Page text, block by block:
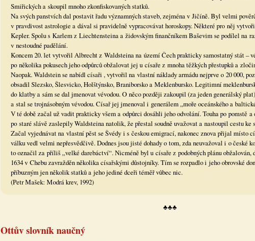
Smiřických a skoupil mnoho zkonfiskovaných statků.
Na svých panstvích dal postavit řadu významných staveb, zejména v Jičíně. Byl velmi
v pravdivost astrologie a dával si pravidelně vypracovávat horoskopy. Některé pro něj
Kepler. Spolu s Karlem z Liechtensteina a židovským finančníkem Baševim se podílel na
v nestoudné padělání.
Koncem 20. let vytvořil Albrecht z Waldsteina na území Čech prakticky samostatný stát –
po několika pokusech jeho odpůrců obžalovat jej u císaře z mnoha těžkých přestupků a
Naopak. Waldstein se nabídl císaři , vytvořil na vlastní náklady armádu nejprve o 20 000,
obsadil Slezsko, Šlesvicko, Holštýnsko, Braniborsko a Meklenbursko. Legitimní
do klatby a sám se dal jmenovat vévodou. O něco později zakoupil (za jeden generálský
a stal se trojnásobným vévodou. Císař jej jmenoval i generálem „moře oceánského a
V té době začal už vadit prakticky všem a odpůrci dosáhli jeho odvolání. Touha po pomstě a
po staré slávě zaslepily Waldsteina natolik, že přestal soudně uvažovat a nastoupil cestu ke
Začal vyjednávat na vlastní pěst se Švédy i s českou emigrací, nakonec znova přijal místo
válku vedl velmi nepřesvědčivě. Dodnes jsou jisté dohady o tom, zda neuvažoval i o české
to označil za příliš „velké darebáctví“. Nicméně byl u císaře z podobných plánu obžalován,
1634 v Chebu zavražděn několika císařskými důstojníky. Tím se rozpadlo i jeho obrovské
příbuzným jen několik statků a jeho jediné dceři téměř vůbec nic.
(Petr Mašek: Modrá krev, 1992)
♣♣♣
Ottův slovník naučný